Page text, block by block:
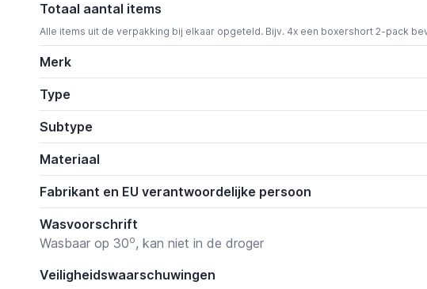
Totaal aantal items
Alle items uit de verpakking bij elkaar opgeteld. Bijv. 4x een boxershort 2-pack
Merk
Type
Subtype
Materiaal
Fabrikant en EU verantwoordelijke persoon
Wasvoorschrift
Wasbaar op 30o, kan niet in de droger
Veiligheidswaarschuwingen